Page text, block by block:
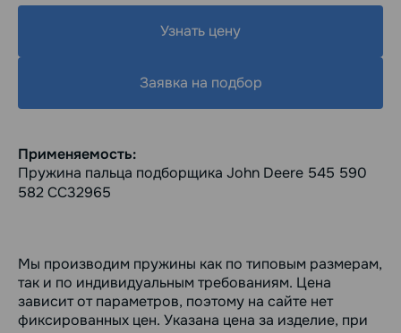
Узнать цену
Заявка на подбор
Применяемость:
Пружина пальца подборщика John Deere 545 590
582 CC32965
Мы производим пружины как по типовым размерам,
так и по индивидуальным требованиям. Цена
зависит от параметров, поэтому на сайте нет
фиксированных цен. Указана цена за изделие, при